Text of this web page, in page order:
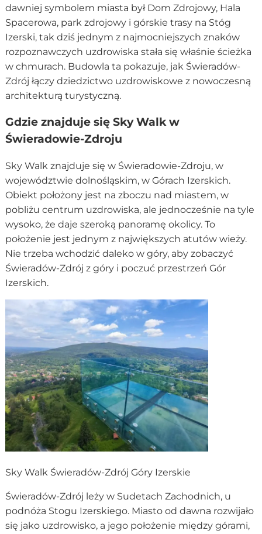
dawniej symbolem miasta był Dom Zdrojowy, Hala
Spacerowa, park zdrojowy i górskie trasy na Stóg
Izerski, tak dziś jednym z najmocniejszych znaków
rozpoznawczych uzdrowiska stała się właśnie ścieżka
w chmurach. Budowla ta pokazuje, jak Świeradów-
Zdrój łączy dziedzictwo uzdrowiskowe z nowoczesną
architekturą turystyczną.
Gdzie znajduje się Sky Walk w
Świeradowie-Zdroju
Sky Walk znajduje się w Świeradowie-Zdroju, w
województwie dolnośląskim, w Górach Izerskich.
Obiekt położony jest na zboczu nad miastem, w
pobliżu centrum uzdrowiska, ale jednocześnie na tyle
wysoko, że daje szeroką panoramę okolicy. To
położenie jest jednym z największych atutów wieży.
Nie trzeba wchodzić daleko w góry, aby zobaczyć
Świeradów-Zdrój z góry i poczuć przestrzeń Gór
Izerskich.
Sky Walk Świeradów-Zdrój Góry Izerskie
Świeradów-Zdrój leży w Sudetach Zachodnich, u
podnóża Stogu Izerskiego. Miasto od dawna rozwijało
się jako uzdrowisko, a jego położenie między górami,